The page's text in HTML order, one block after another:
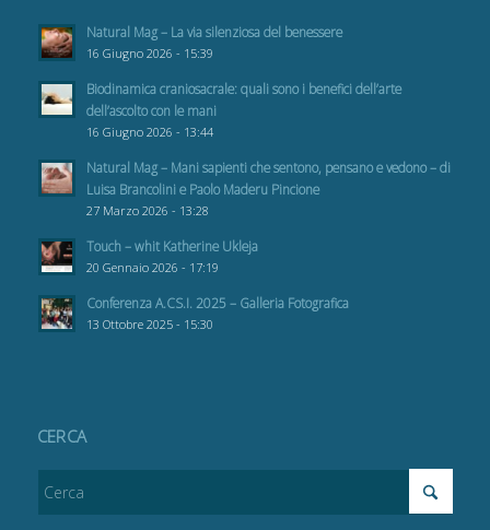
Natural Mag – La via silenziosa del benessere
16 Giugno 2026 - 15:39
Biodinamica craniosacrale: quali sono i benefici dell’arte
dell’ascolto con le mani
16 Giugno 2026 - 13:44
Natural Mag – Mani sapienti che sentono, pensano e vedono – di
Luisa Brancolini e Paolo Maderu Pincione
27 Marzo 2026 - 13:28
Touch – whit Katherine Ukleja
20 Gennaio 2026 - 17:19
Conferenza A.CS.I. 2025 – Galleria Fotografica
13 Ottobre 2025 - 15:30
CERCA